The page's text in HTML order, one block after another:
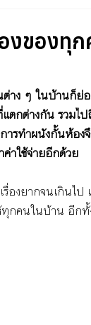
งของทุ
าง ๆ ในบ้านก็
ตกต่างกัน รวม
ารทำผนังกั้นห้อ
าใช้จ่ายอีกด้วย
องยากจนเกินไ
กคนในบ้าน อีกทั้